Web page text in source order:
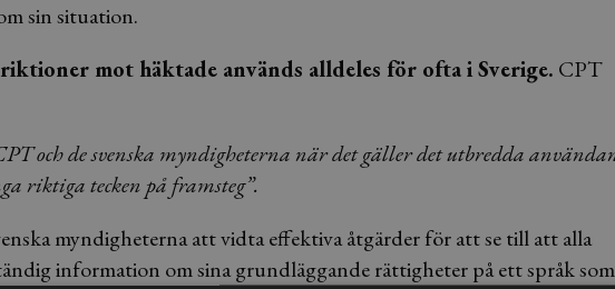
sin situation.
mot häktade används alldeles för ofta i Sverige. CPT
och de svenska myndigheterna när det gäller det utbredda
riktiga tecken på framsteg”.
myndigheterna att vidta effektiva åtgärder för att se till att alla
information om sina grundläggande rättigheter på ett språk